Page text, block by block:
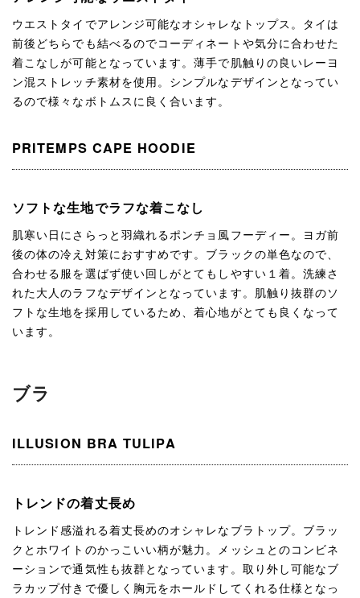
ウエストタイでアレンジ可能なオシャレなトップス。タイは
前後どちらでも結べるのでコーディネートや気分に合わせた
着こなしが可能となっています。薄手で肌触りの良いレーヨ
ン混ストレッチ素材を使用。シンプルなデザインとなってい
るので様々なボトムスに良く合います。
PRITEMPS CAPE HOODIE
ソフトな生地でラフな着こなし
肌寒い日にさらっと羽織れるポンチョ風フーディー。ヨガ前
後の体の冷え対策におすすめです。ブラックの単色なので、
合わせる服を選ばず使い回しがとてもしやすい１着。洗練さ
れた大人のラフなデザインとなっています。肌触り抜群のソ
フトな生地を採用しているため、着心地がとても良くなって
います。
ブラ
ILLUSION BRA TULIPA
トレンドの着丈長め
トレンド感溢れる着丈長めのオシャレなブラトップ。ブラッ
クとホワイトのかっこいい柄が魅力。メッシュとのコンビネ
ーションで通気性も抜群となっています。取り外し可能なブ
ラカップ付きで優しく胸元をホールドしてくれる仕様となっ